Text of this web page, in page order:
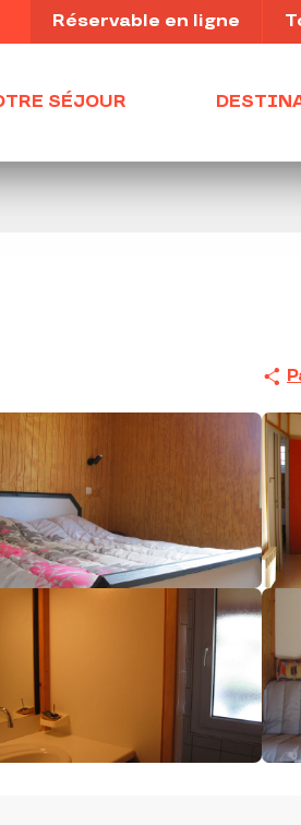
Réservable en ligne
SÉJOUR